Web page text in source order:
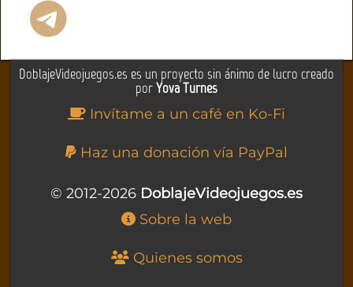
DoblajeVideojuegos.es es un proyecto sin ánimo de lucro creado
porYova Turnes
Invítame a un café en Ko-Fi
Haz una donación vía PayPal
© 2012-2026 DoblajeVideojuegos.es
Sobre la web
Quienes somos